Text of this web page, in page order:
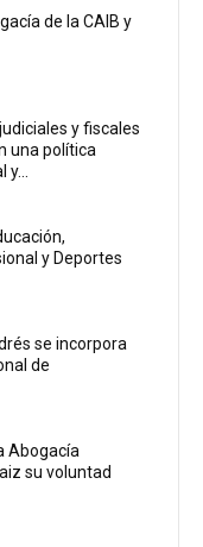
de la CAIB y
y fiscales
una política
y...
y Deportes
se incorpora
de
Abogacía
su voluntad